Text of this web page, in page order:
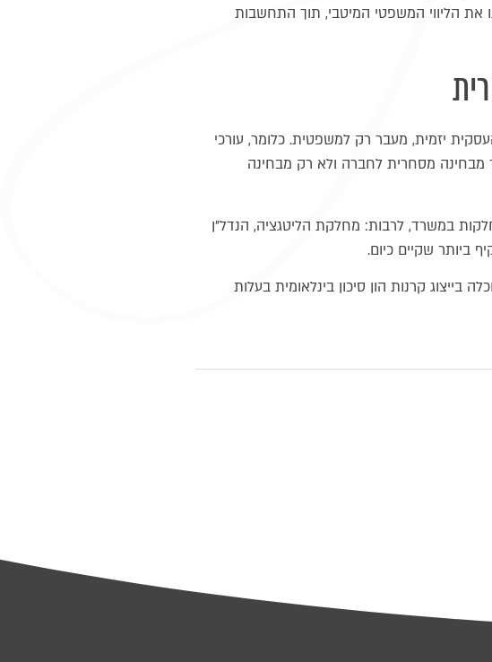
הליווי המשפטי המיטבי, תוך התחשבות
יזמית, מעבר רק למשפטית. כלומר, עורכי
מסחרית לחברה ולא רק מבחינה
במשרד, לרבות: מחלקת הליטגציה, הנדל"ן
ביותר שקיים כיום.
בייצוג קרנות הון סיכון בינלאומית בעלות